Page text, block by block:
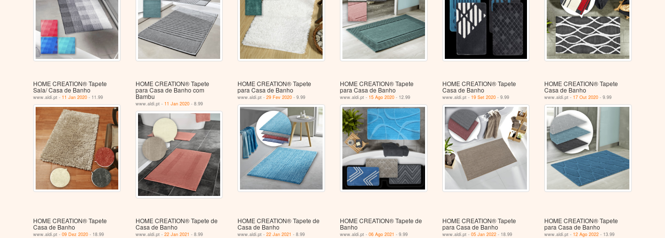
HOME CREATION® Tapete
Sala/ Casa de Banho
www.aldi.pt - 11 Jan 2020 - 11.99
HOME CREATION® Tapete
para Casa de Banho com
Bambu
www.aldi.pt - 11 Jan 2020- 8.99
HOME CREATION® Tapete
para Casa de Banho
www.aldi.pt -29 Fev 2020 - 9.99
HOME CREATION® Tapete
para Casa de Banho
www.aldi.pt - 15 Ago 2020- 12.99
HOME CREATION® Tapete
Casa de Banho
www.aldi.pt - 19 Set 2020- 9.99
HOME CREATION® Tapete
Casa de Banho
www.aldi.pt - 17 Out 2020 - 9.99
HOME CREATION® Tapete
Casa de Banho
www.aldi.pt -09 Dez 2020 - 18.99
HOME CREATION® Tapete de
Casa de Banho
www.aldi.pt - 22 Jan 2021 - 8.99
HOME CREATION® Tapete de
Casa de Banho
www.aldi.pt -22 Jan 2021 - 8.99
HOME CREATION® Tapete de
Banho
www.aldi.pt - 06 Ago 2021 - 9.99
HOME CREATION® Tapete
para Casa de Banho
www.aldi.pt - 05 Jan 2022- 18.99
HOME CREATION® Tapete
para Casa de Banho
www.aldi.pt - 12 Ago 2022 - 13.99